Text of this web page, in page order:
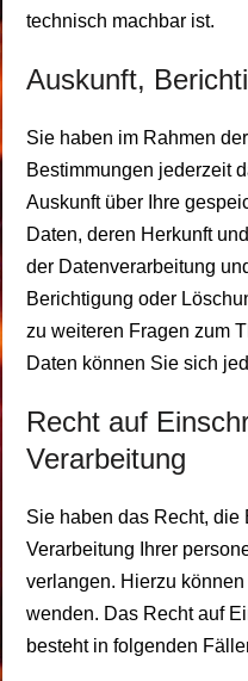
technisch machbar ist.
Auskunft,
Sie haben im Rahmen
Bestimmungen jederzeit
Auskunft über Ihre
Daten, deren Herkunft
der Datenverarbeitung
Berichtigung oder
zu weiteren Fragen zum
Daten können Sie sich
Recht auf
Verarbeitung
Sie haben das Recht, die
Verarbeitung Ihrer
verlangen. Hierzu
wenden. Das Recht auf
besteht in folgenden